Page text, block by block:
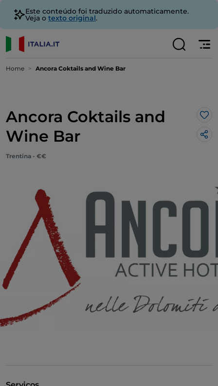
Este conteúdo foi traduzido automaticamente.
Veja o texto original.
Home Ancora Coktails and Wine Bar
Ancora Coktails and
Wine Bar
Trentina - €€